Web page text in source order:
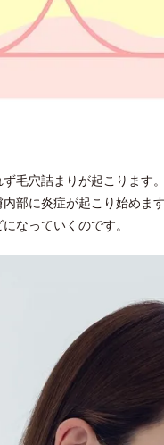
毛穴詰まりが起こります
部に炎症が起こり始めま
なっていくのです。